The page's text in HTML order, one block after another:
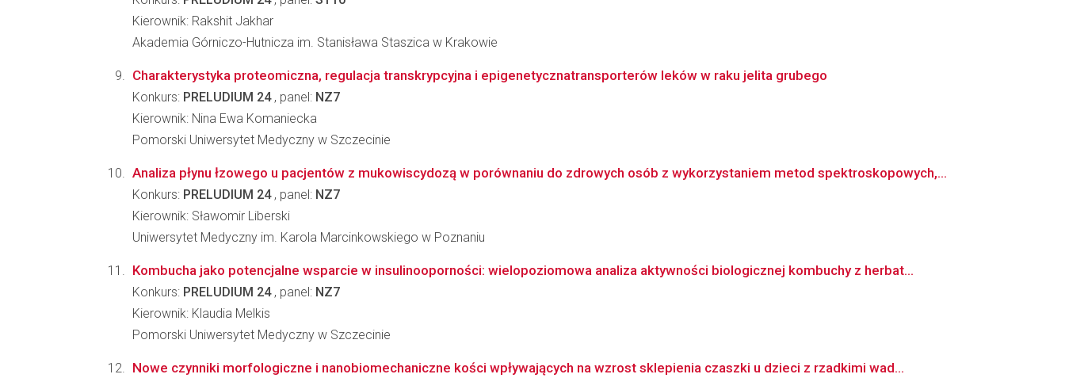
Kierownik: Rakshit Jakhar
Akademia Górniczo-Hutnicza im. Stanisława Staszica w Krakowie
Charakterystyka proteomiczna, regulacja transkrypcyjna i epigenetycznatransporterów leków w raku jelita grubego
Konkurs: PRELUDIUM 24, panel: NZ7
Kierownik: Nina Ewa Komaniecka
Pomorski Uniwersytet Medyczny w Szczecinie
Analiza płynu łzowego u pacjentów z mukowiscydozą w porównaniu do zdrowych osób z wykorzystaniem metod spektroskopowych,...
Konkurs: PRELUDIUM 24, panel: NZ7
Kierownik: Sławomir Liberski
Uniwersytet Medyczny im. Karola Marcinkowskiego w Poznaniu
Kombucha jako potencjalne wsparcie w insulinooporności: wielopoziomowa analiza aktywności biologicznej kombuchy z herbat...
Konkurs: PRELUDIUM 24, panel: NZ7
Kierownik: Klaudia Melkis
Pomorski Uniwersytet Medyczny w Szczecinie
Nowe czynniki morfologiczne i nanobiomechaniczne kości wpływających na wzrost sklepienia czaszki u dzieci z rzadkimi wad...